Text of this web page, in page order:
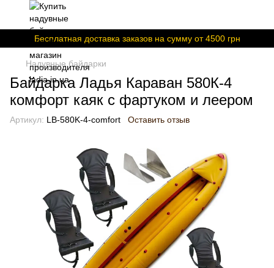
Бесплатная доставка заказов на сумму от 4500 грн
Надувные байдарки
Байдарка Ладья Караван 580К-4
комфорт каяк с фартуком и леером
Артикул: LB-580K-4-comfort Оставить отзыв